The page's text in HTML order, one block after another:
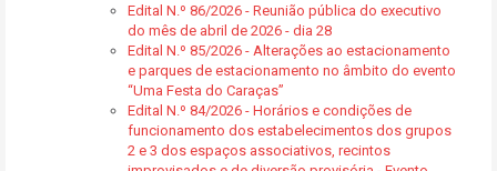
Edital N.º 86/2026 - Reunião pública do executivo
do mês de abril de 2026 - dia 28
Edital N.º 85/2026 - Alterações ao estacionamento
e parques de estacionamento no âmbito do evento
“Uma Festa do Caraças”
Edital N.º 84/2026 - Horários e condições de
funcionamento dos estabelecimentos dos grupos
2 e 3 dos espaços associativos, recintos